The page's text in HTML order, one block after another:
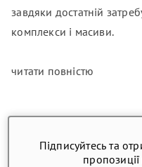
завдяки достатній
комплекси і масиви.
читати повністю
Підписуйтесь та